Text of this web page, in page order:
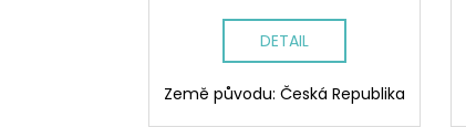
DETAIL
Země původu: Česká Republika